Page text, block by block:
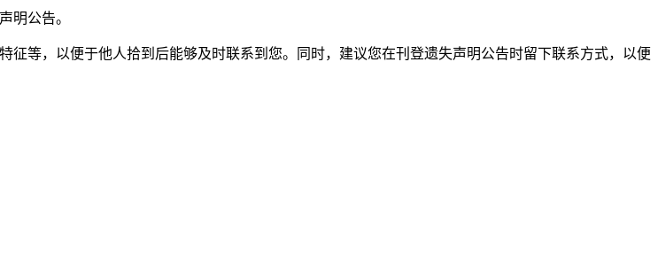
明公告。
等，以便于他人拾到后能够及时联系到您。同时，建议您在刊登遗失声明公告时留下联系方式，以便